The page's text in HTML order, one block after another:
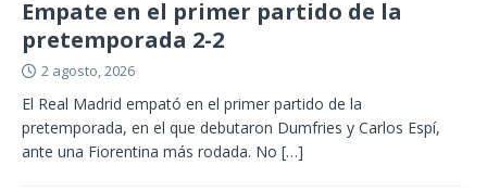
Empate en el primer partido de la
pretemporada 2-2
2 agosto, 2026
El Real Madrid empató en el primer partido de la
pretemporada, en el que debutaron Dumfries y Carlos Espí,
ante una Fiorentina más rodada. No […]